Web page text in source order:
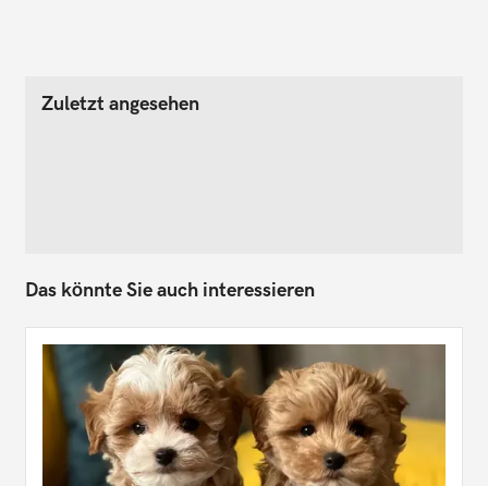
Zuletzt angesehen
Das könnte Sie auch interessieren